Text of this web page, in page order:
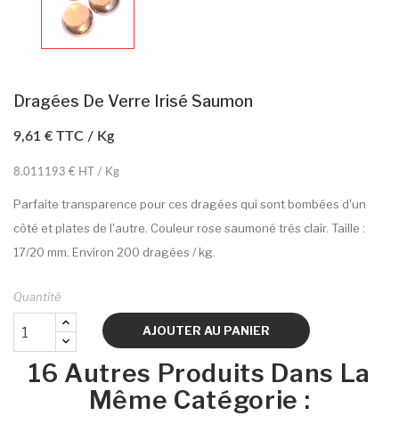
Dragées De Verre Irisé Saumon
9,61 € TTC / Kg
8.011193 € HT / Kg
Parfaite transparence pour ces dragées qui sont bombées d'un
côté et plates de l'autre. Couleur rose saumoné très clair. Taille :
17/20 mm. Environ 200 dragées / kg.
Quantité
AJOUTER AU PANIER
16 Autres Produits Dans La
Même Catégorie :